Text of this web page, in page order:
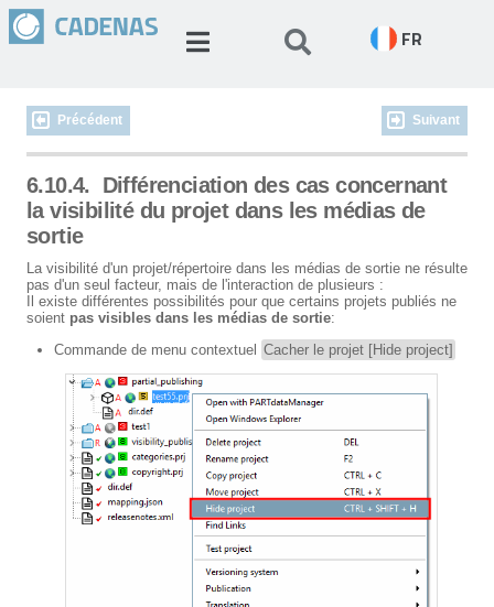
FR
Précédent Suivant
6.10.4. Différenciation des cas concernant
la visibilité du projet dans les médias de
sortie
La visibilité d'un projet/répertoire dans les médias de sortie ne résulte
pas d'un seul facteur, mais de l'interaction de plusieurs :
Il existe différentes possibilités pour que certains projets publiés ne
soient pas visibles dans les médias de sortie:
Commande de menu contextuel Cacher le projet [Hide project]